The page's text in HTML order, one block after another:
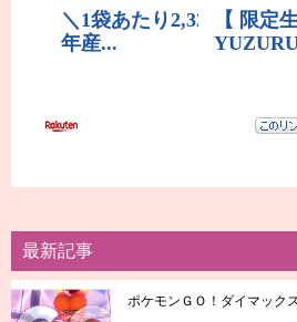
最新記事
ポケモンＧＯ！ダイマック